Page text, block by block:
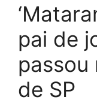
pai de
passou
de SP